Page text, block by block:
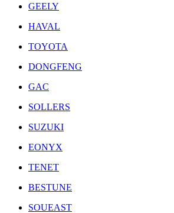
GEELY
HAVAL
TOYOTA
DONGFENG
GAC
SOLLERS
SUZUKI
EONYX
TENET
BESTUNE
SOUEAST